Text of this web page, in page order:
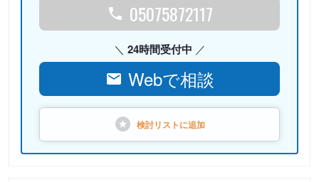
05075872117
24時間受付中
Webで相談
検討リストに追加